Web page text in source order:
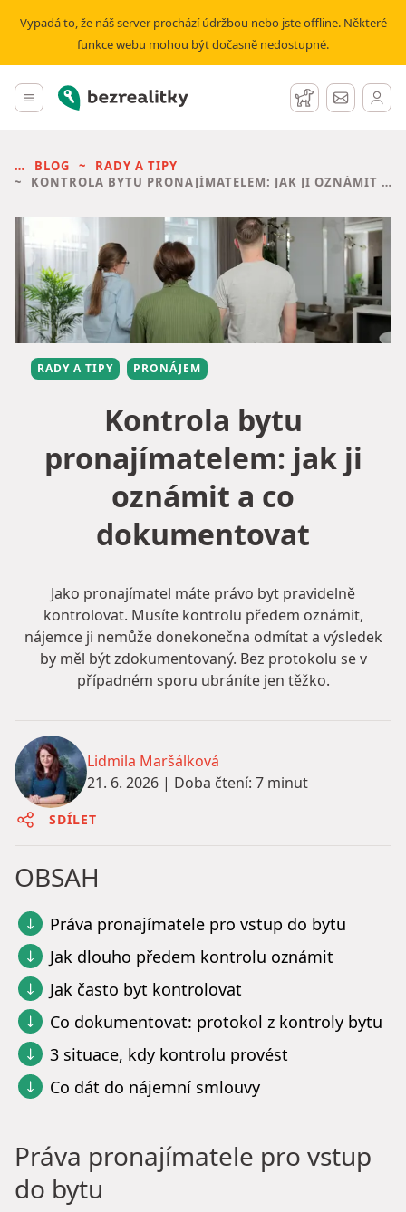
Vypadá to, že náš server prochází údržbou nebo jste offline. Některé
funkce webu mohou být dočasně nedostupné.
Hlavní menu
Bezrealitky Hlídací pes
Zprávy
BLOG
RADY A TIPY
KONTROLA BYTU PRONAJÍMATELEM: JAK JI OZNÁMIT A CO DOKUMENTOVAT
RADY A TIPY PRONÁJEM
Kontrola bytu
pronajímatelem: jak ji
oznámit a co
dokumentovat
Jako pronajímatel máte právo byt pravidelně
kontrolovat. Musíte kontrolu předem oznámit,
nájemce ji nemůže donekonečna odmítat a výsledek
by měl být zdokumentovaný. Bez protokolu se v
případném sporu ubráníte jen těžko.
Lidmila Maršálková
21. 6. 2026 | Doba čtení: 7 minut
SDÍLET
OBSAH
Práva pronajímatele pro vstup do bytu
Jak dlouho předem kontrolu oznámit
Jak často byt kontrolovat
Co dokumentovat: protokol z kontroly bytu
3 situace, kdy kontrolu provést
Co dát do nájemní smlouvy
Práva pronajímatele pro vstup
do bytu